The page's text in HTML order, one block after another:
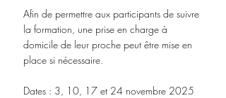
Afin de permettre aux participants de suivre
la formation, une prise en charge à
domicile de leur proche peut être mise en
place si nécessaire.
Dates : 3, 10, 17 et 24 novembre 2025